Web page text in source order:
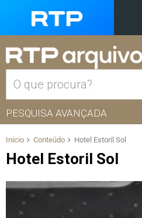
PESQUISA AVANÇADA
Início Conteúdo Hotel Estoril Sol
Hotel Estoril Sol